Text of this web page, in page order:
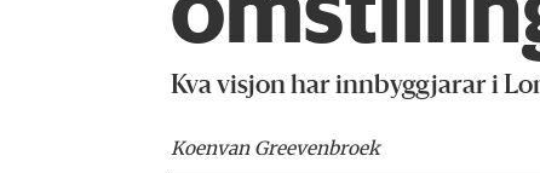
Kva visjon har innbyggjarar i
Koenvan Greevenbroek